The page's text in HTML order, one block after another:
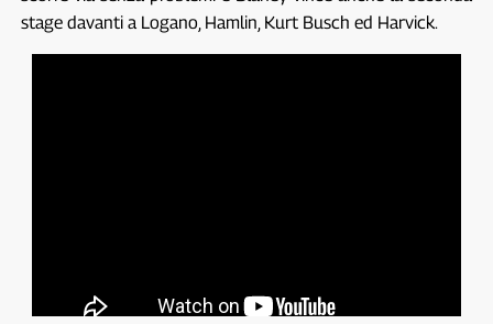
stage davanti a Logano, Hamlin, Kurt Busch ed Harvick.